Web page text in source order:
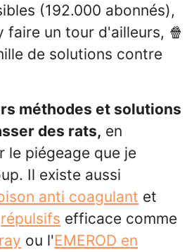
(192.000 abonnés),
faire un tour d'ailleurs, 🍿
de solutions contre
méthodes et solutions
des rats, en
le piégeage que je
Il existe aussi
anti coagulant et
répulsifs efficace comme
ou l'EMEROD en